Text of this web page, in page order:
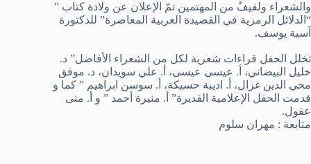
والشعراء ولفيفٌ من المهتمين تمّ الإعلان عن ولادة كتاب ”
“الدلائل الرمزية في القصيدة العربية المعاصرة” للدكتورة
آسية يوسف.
تخلل الحفل قراءات شعرية لكل من الشعراء الأفاضل” د.
خليل البيضاني، أ. عيسى عيسى، أ. علي سويدان، د. موفق
محي الدين غزال، أ. اديبة حسيكة، أ. سوسن ابراهيم ” كما و
قدمت الحفل الإعلامية القديرة” أ. منيرة أحمد ” و أ. منى
عقول.
متابعة : مهران سلوم